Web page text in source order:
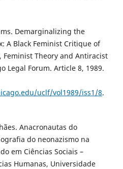
Demarginalizing the
A Black Feminist Critique of
Theory and Antiracist
Legal Forum. Article 8, 1989.
uclf/vol1989/iss1/8.
Anacronautas do
do neonazismo na
em Ciências Sociais –
Humanas, Universidade